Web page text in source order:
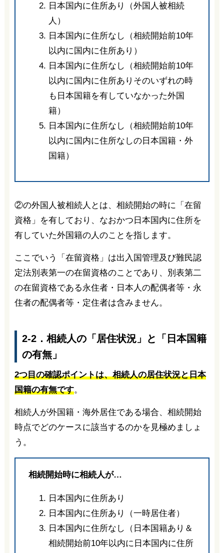
日本国内に住所あり（外国人被相続
人）
日本国内に住所なし（相続開始前10年
以内に国内に住所あり）
日本国内に住所なし（相続開始前10年
以内に国内に住所ありそのいずれの時
も日本国籍を有していなかった外国
籍）
日本国内に住所なし（相続開始前10年
以内に国内に住所なしの日本国籍・外
国籍）
②の外国人被相続人とは、相続開始の時に「在留
資格」を有しており、なおかつ日本国内に住所を
有していた外国籍の人のことを指します。
ここでいう「在留資格」は出入国管理及び難民認
定法別表第一の在留資格のことであり、別表第二
の在留資格である永住者・日本人の配偶者等・永
住者の配偶者等・定住者は含みません。
2-2．相続人の「居住状況」と「日本国籍
の有無」
2つ目の確認ポイントは、相続人の居住状況と日本
国籍の有無です。
相続人が外国籍・海外居住である場合、相続開始
時点でどのケースに該当するのかを見極めましょ
う。
相続開始時に相続人が…
日本国内に住所あり
日本国内に住所あり（一時居住者）
日本国内に住所なし（日本国籍あり＆
相続開始前10年以内に日本国内に住所